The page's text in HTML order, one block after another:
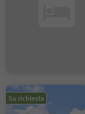
Su richiesta